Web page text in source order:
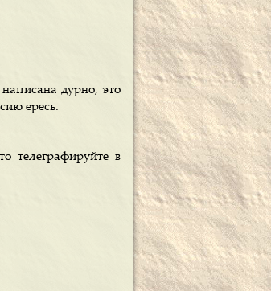
дурно, это
ересь.
телеграфируйте в